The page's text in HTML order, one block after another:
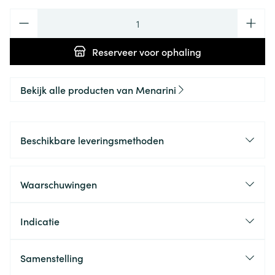
Reserveervoor ophaling
Bekijk alle producten van Menarini
Beschikbare leveringsmethoden
Waarschuwingen
Indicatie
Samenstelling